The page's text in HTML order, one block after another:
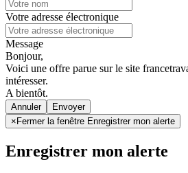
Votre adresse électronique
Message
Bonjour,
Voici une offre parue sur le site
intéresser.
A bientôt.
Annuler
× Fermer la fenêtre Enregistrer mon alerte
Enregistrer mon alerte